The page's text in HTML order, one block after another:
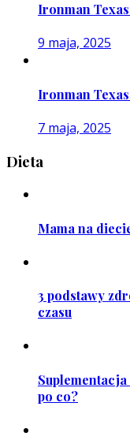
Ironman
9 maja, 2025
Ironman
7 maja, 2025
Dieta
Mama na
3 podstawy
czasu
po co?